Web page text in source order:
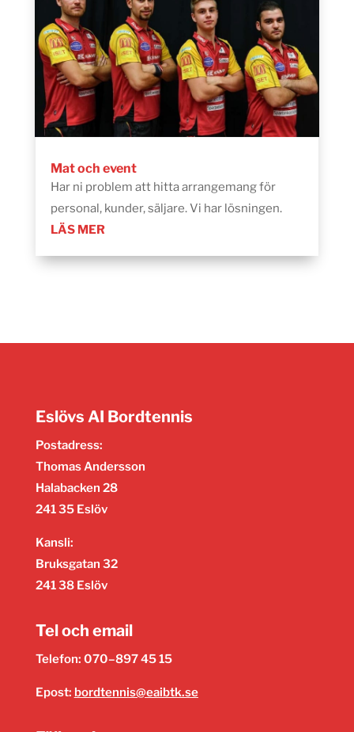
Mat och event
Har ni problem att hitta arrangemang för
personal, kunder, säljare. Vi har lösningen.
LÄS MER
Eslövs AI Bordtennis
Postadress:
Thomas Andersson
Halabacken 28
241 35 Eslöv
Kansli:
Bruksgatan 32
241 38 Eslöv
Tel och email
Telefon: 070–897 45 15
Epost: bordtennis@eaibtk.se